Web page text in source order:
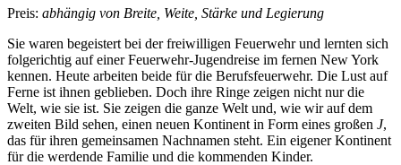
Preis: abhängig von Breite, Weite, Stärke und Legierung
Sie waren begeistert bei der freiwilligen Feuerwehr und lernten sich
folgerichtig auf einer Feuerwehr-Jugendreise im fernen New York
kennen. Heute arbeiten beide für die Berufsfeuerwehr. Die Lust auf
Ferne ist ihnen geblieben. Doch ihre Ringe zeigen nicht nur die
Welt, wie sie ist. Sie zeigen die ganze Welt und, wie wir auf dem
zweiten Bild sehen, einen neuen Kontinent in Form eines großen J,
das für ihren gemeinsamen Nachnamen steht. Ein eigener Kontinent
für die werdende Familie und die kommenden Kinder.